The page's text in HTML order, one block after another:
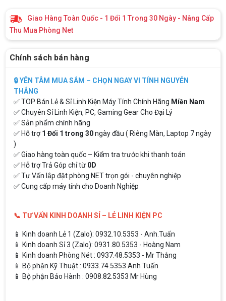
Giao Hàng Toàn Quốc - 1 Đổi 1 Trong 30 Ngày - Nâng Cấp
Thu Mua Phòng Net
Chính sách bán hàng
🔒 YÊN TÂM MUA SẮM – CHỌN NGAY VI TÍNH NGUYỄN
THẮNG
✅ TOP Bán Lẻ & Sỉ Linh Kiện Máy Tính Chính Hãng Miền Nam
✅ Chuyên Sỉ Linh Kiện, PC, Gaming Gear Cho Đại Lý
✅ Sản phẩm chính hãng
✅ Hỗ trợ1 Đổi 1 trong 30ngày đầu ( Riêng Màn, Laptop 7 ngày
)
✅ Giao hàng toàn quốc – Kiểm tra trước khi thanh toán
✅ Hỗ trợ Trả Góp chỉ từ 0D
✅ Tư Vấn lắp đặt phòng NET trọn gói - chuyên nghiệp
✅ Cung cấp máy tính cho Doanh Nghiệp
📞 TƯ VẤN KINH DOANH SỈ – LẺ LINH KIỆN PC
📱 Kinh doanh Lẻ 1 (Zalo): 0932.10.5353 - Anh.Tuấn
📱 Kinh doanh Sỉ 3 (Zalo): 0931.80.5353 - Hoàng Nam
📱 Kinh doanh Phòng Nét : 0937.48.5353 - Mr Thắng
📱 Bộ phận Kỹ Thuật : 0933.74.5353 Anh Tuấn
📱 Bộ phận Bảo Hành : 0908.82.5353 Mr Hùng